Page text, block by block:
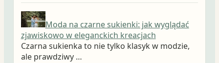
Moda na czarne sukienki: jak wyglądać
zjawiskowo w eleganckich kreacjach
Czarna sukienka to nie tylko klasyk w modzie,
ale prawdziwy …